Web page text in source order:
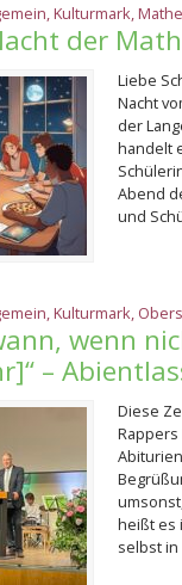
,Kulturmark,
der
Liebe
Nacht
der
handelt
Abend
und
,Kulturmark,
wenn
–
Diese
Rappers
heißt es
selbst